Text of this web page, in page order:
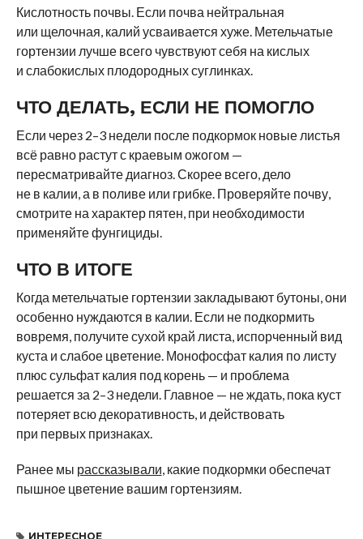
Кислотность почвы. Если почва нейтральная
или щелочная, калий усваивается хуже. Метельчатые
гортензии лучше всего чувствуют себя на кислых
и слабокислых плодородных суглинках.
ЧТО ДЕЛАТЬ, ЕСЛИ НЕ ПОМОГЛО
Если через 2–3 недели после подкормок новые листья
всё равно растут с краевым ожогом —
пересматривайте диагноз. Скорее всего, дело
не в калии, а в поливе или грибке. Проверяйте почву,
смотрите на характер пятен, при необходимости
применяйте фунгициды.
ЧТО В ИТОГЕ
Когда метельчатые гортензии закладывают бутоны, они
особенно нуждаются в калии. Если не подкормить
вовремя, получите сухой край листа, испорченный вид
куста и слабое цветение. Монофосфат калия по листу
плюс сульфат калия под корень — и проблема
решается за 2–3 недели. Главное — не ждать, пока куст
потеряет всю декоративность, и действовать
при первых признаках.
Ранее мы рассказывали, какие подкормки обеспечат
пышное цветение вашим гортензиям.
ИНТЕРЕСНОЕ